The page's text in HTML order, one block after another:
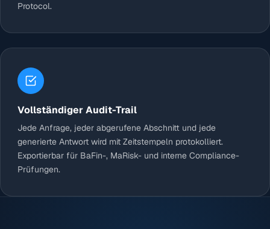
Protocol.
Vollständiger Audit-Trail
Jede Anfrage, jeder abgerufene Abschnitt und jede
generierte Antwort wird mit Zeitstempeln protokolliert.
Exportierbar für BaFin-, MaRisk- und interne Compliance-
Prüfungen.